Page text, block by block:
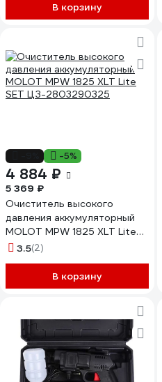
В корзину
-5%
4 884 ₽
5 369 ₽
Очиститель высокого
давления аккумуляторный
MOLOT MPW 1825 XLT Lite
SET ЦЗ-2803290325
3.5(2)
В корзину